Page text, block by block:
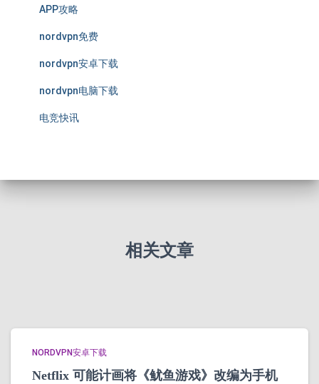
APP攻略
nordvpn免费
nordvpn安卓下载
nordvpn电脑下载
电竞快讯
相关文章
NORDVPN安卓下载
Netflix 可能计画将《鱿鱼游戏》改编为手机